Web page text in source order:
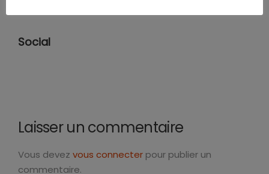
Social
Laisser un commentaire
Vous devez vous connecter pour publier un
commentaire.